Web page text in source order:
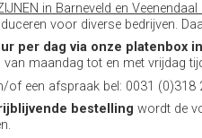
in Barneveld en
voor diverse bedrijven.
per dag via onze platenbox
van maandag tot en met vrijdag
of een afspraak bel: 0031 (0)318
bestelling wordt de